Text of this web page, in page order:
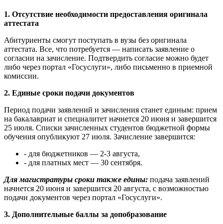
1. Отсутствие необходимости предоставления оригинала
аттестата
Абитуриенты смогут поступать в вузы без оригинала
аттестата. Все, что потребуется — написать заявление о
согласии на зачисление. Подтвердить согласие можно будет
либо через портал «Госуслуги», либо письменно в приемной
комиссии.
2. Единые сроки подачи документов
Период подачи заявлений и зачисления станет единым: прием
на бакалавриат и специалитет начнется 20 июня и завершится
25 июля. Списки зачисленных студентов бюджетной формы
обучения опубликуют 27 июля. Зачисление завершится:
- для бюджетников — 2-3 августа,
- для платных мест — 30 сентября.
Для магистратуры сроки также едины: подача заявлений
начнется 20 июня и завершится 20 августа, с возможностью
подачи документов через портал «Госуслуги».
3. Дополнительные баллы за допобразование